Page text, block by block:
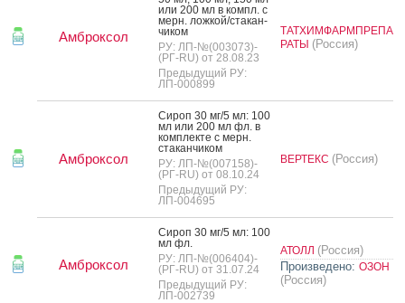
Амброксол
или 200 мл в компл. с
мерн. лож­кой/ста­кан­
чи­ком
РУ: ЛП-№(003073)-
(РГ-RU) от 28.08.23
Предыдущий РУ:
ЛП-000899
ТАТХИМФАРМПРЕПА
РАТЫ (Россия)
Амброксол
Си­роп 30 мг/5 мл: 100
мл или 200 мл фл. в
ком­плек­те с мерн.
ста­кан­чи­ком
РУ: ЛП-№(007158)-
(РГ-RU) от 08.10.24
Предыдущий РУ:
ЛП-004695
ВЕРТЕКС (Россия)
Амброксол
Си­роп 30 мг/5 мл: 100
мл фл.
РУ: ЛП-№(006404)-
(РГ-RU) от 31.07.24
Предыдущий РУ:
ЛП-002739
АТОЛЛ (Россия)
Произведено: ОЗОН
(Россия)